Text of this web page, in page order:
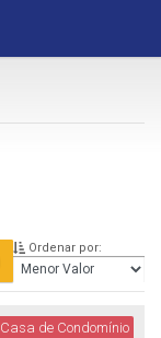
Ordenar por:
Casa de Condomínio